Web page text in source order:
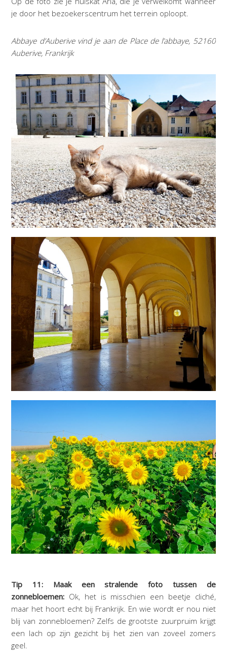
je door het bezoekerscentrum het terrein oploopt.
Abbaye d’Auberive vind je aan de Place de l’abbaye, 52160
Auberive, Frankrijk
Tip 11: Maak een stralende foto tussen de
zonnebloemen: Ok, het is misschien een beetje cliché,
maar het hoort echt bij Frankrijk. En wie wordt er nou niet
blij van zonnebloemen? Zelfs de grootste zuurpruim krijgt
een lach op zijn gezicht bij het zien van zoveel zomers
geel.